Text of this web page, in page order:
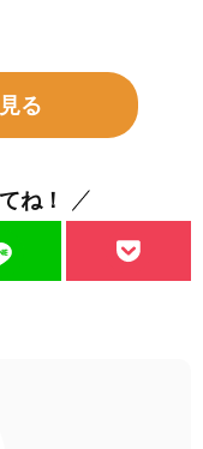
る
ね！